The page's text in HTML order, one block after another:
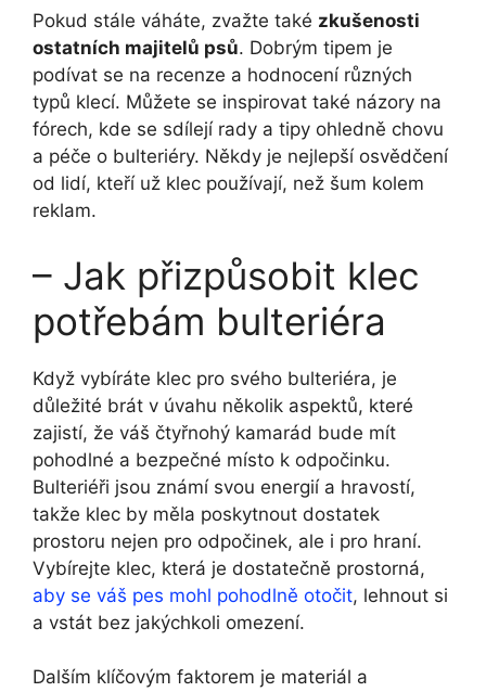
Pokud stále váháte, zvažte také zkušenosti
ostatních majitelů psů. Dobrým tipem je
podívat se na recenze a hodnocení různých
typů klecí. Můžete se inspirovat také názory na
fórech, kde se sdílejí rady a tipy ohledně chovu
a péče o bulteriéry. Někdy je nejlepší osvědčení
od lidí, kteří už klec používají, než šum kolem
reklam.
– Jak přizpůsobit klec
potřebám bulteriéra
Když vybíráte klec pro svého bulteriéra, je
důležité brát v úvahu několik aspektů, které
zajistí, že váš čtyřnohý kamarád bude mít
pohodlné a bezpečné místo k odpočinku.
Bulteriéři jsou známí svou energií a hravostí,
takže klec by měla poskytnout dostatek
prostoru nejen pro odpočinek, ale i pro hraní.
Vybírejte klec, která je dostatečně prostorná,
aby se váš pes mohl pohodlně otočit, lehnout si
a vstát bez jakýchkoli omezení.
Dalším klíčovým faktorem je materiál a